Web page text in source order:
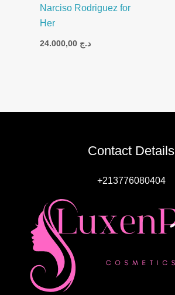
Narciso Rodriguez for
Her
د.ج
Contact Details
+213776080404